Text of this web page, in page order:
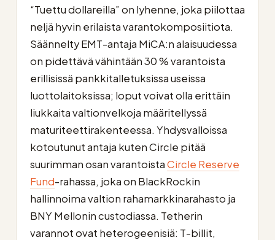
“Tuettu dollareilla” on lyhenne, joka piilottaa
neljä hyvin erilaista varantokomposiitiota.
Säännelty EMT-antaja MiCA:n alaisuudessa
on pidettävä vähintään 30 % varantoista
erillisissä pankkitalletuksissa useissa
luottolaitoksissa; loput voivat olla erittäin
liukkaita valtionvelkoja määritellyssä
maturiteettirakenteessa. Yhdysvalloissa
kotoutunut antaja kuten Circle pitää
suurimman osan varantoistaCircle Reserve
Fund-rahassa, joka on BlackRockin
hallinnoima valtion rahamarkkinarahasto ja
BNY Mellonin custodiassa. Tetherin
varannot ovat heterogeenisiä: T-billit,